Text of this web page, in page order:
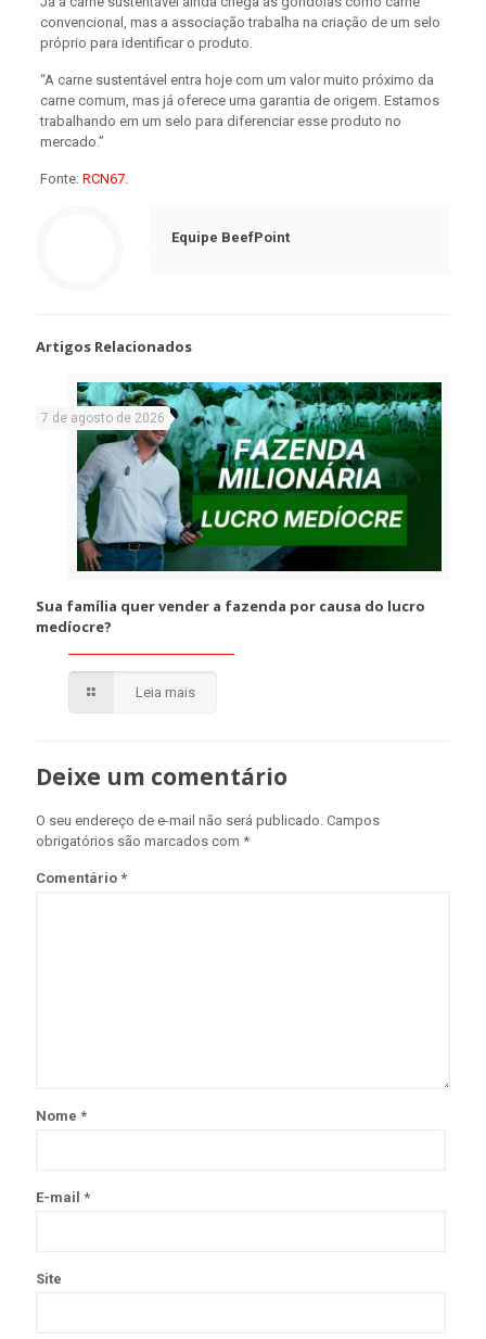
convencional, mas a associação trabalha na criação de um selo
próprio para identificar o produto.
“A carne sustentável entra hoje com um valor muito próximo da
carne comum, mas já oferece uma garantia de origem. Estamos
trabalhando em um selo para diferenciar esse produto no
mercado.”
Fonte: RCN67.
Equipe BeefPoint
Artigos Relacionados
7 de agosto de 2026
Sua família quer vender a fazenda por causa do lucro
medíocre?
Leia mais
Deixe um comentário
O seu endereço de e-mail não será publicado. Campos
obrigatórios são marcados com *
Comentário *
Nome *
E-mail *
Site